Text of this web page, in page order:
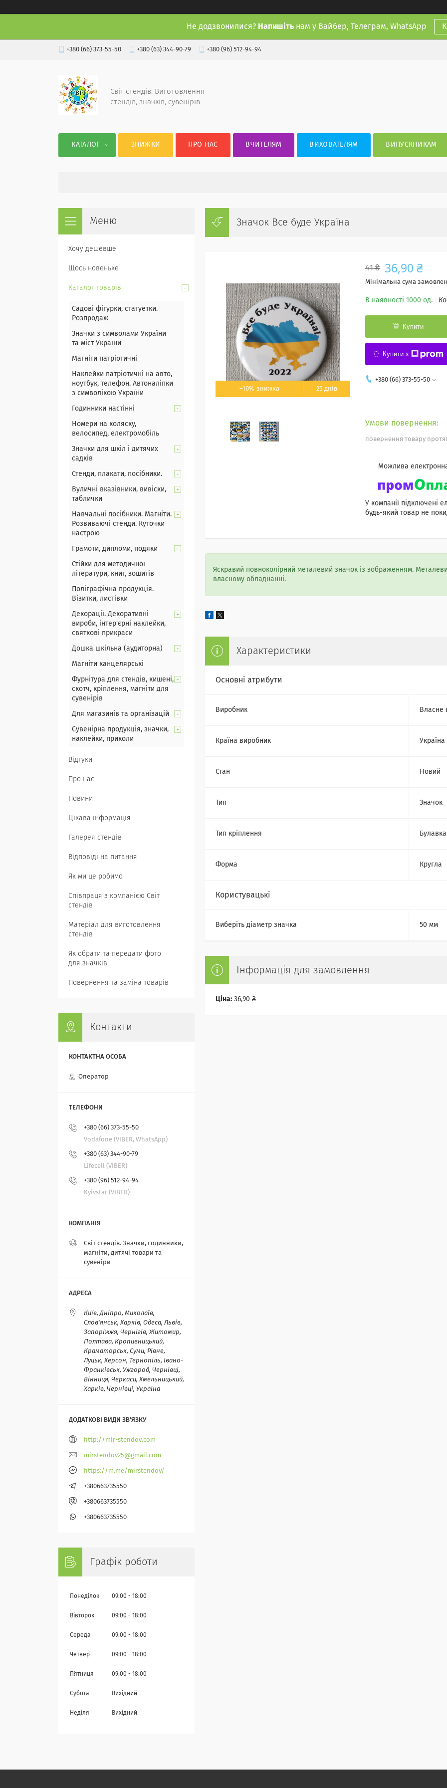
Не додзвонилися? Напишіть нам у Вайбер, Телеграм, WhatsApp
+380 (66) 373-55-50 +380 (63) 344-90-79 +380 (96) 512-94-94
Світ стендів. Виготовлення
стендів, значків, сувенірів
КАТАЛОГ ЗНИЖКИ ПРО НАС ВЧИТЕЛЯМ ВИХОВАТЕЛЯМ ВИПУСКНИКАМ
Значок Все буде Україна
–10% 25 днів
41 ₴ 36,90 ₴
Мінімальна сума
В наявності 1000 од.
Купити
Купити з
+380 (66) 373-55-50
повернення товару
У компанії підключені
будь-який товар не
Яскравий повноколірний металевий значок із зображенням.
власному обладнанні.
Характеристики
Основні атрибути
Виробник Власне
Країна виробник Україна
Стан Новий
Тип Значок
Тип кріплення Булавка
Форма Кругла
Користувацькі
Виберіть діаметр значка 50 мм
Інформація для замовлення
Ціна: 36,90 ₴
Хочу дешевше
Щось новеньке
Каталог товарів
Садові фігурки, статуетки.
Розпродаж
Значки з символами України
та міст України
Магніти патріотичні
Наклейки патріотичні на авто,
ноутбук, телефон. Автоналіпки
з символікою України
Годинники настінні
Номери на коляску,
велосипед, електромобіль
Значки для шкіл і дитячих
садків
Стенди, плакати, посібники.
Вуличні вказівники, вивіски,
таблички
Навчальні посібники. Магніти.
Розвиваючі стенди. Куточки
настрою
Грамоти, дипломи, подяки
Стійки для методичної
літератури, книг, зошитів
Поліграфічна продукція.
Візитки, листівки
Декорації. Декоративні
вироби, інтер'єрні наклейки,
святкові прикраси
Дошка шкільна (аудиторна)
Магніти канцелярські
Фурнітура для стендів, кишені,
скотч, кріплення, магніти для
сувенірів
Для магазинів та організацій
Сувенірна продукція, значки,
наклейки, приколи
Відгуки
Про нас
Новини
Цікава інформація
Галерея стендів
Відповіді на питання
Як ми це робимо
Співпраця з компанією Світ
стендів
Матеріал для виготовлення
стендів
Як обрати та передати фото
для значків
Повернення та заміна товарів
Контакти
Оператор
+380 (66) 373-55-50
Vodafone (VIBER, WhatsApp)
+380 (63) 344-90-79
Lifecell (VIBER)
+380 (96) 512-94-94
Kyivstar (VIBER)
Світ стендів. Значки, годинники,
магніти, дитячі товари та
сувеніри
Київ, Дніпро, Миколаїв,
Слов'янськ, Харків, Одеса, Львів,
Запоріжжя, Чернігів, Житомир,
Полтава, Кропивницький,
Краматорськ, Суми, Рівне,
Луцьк, Херсон, Тернопіль, Івано-
Франківськ, Ужгород, Чернівці,
Вінниця, Черкаси, Хмельницький,
Харків, Чернівці, Україна
http://mir-stendov.com
mirstendov25@gmail.com
https://m.me/mirstendov/
+380663735550
+380663735550
+380663735550
Графік роботи
Понеділок 09:00 18:00
Вівторок 09:00 18:00
Середа 09:00 18:00
Четвер 09:00 18:00
Пʼятниця 09:00 18:00
Субота Вихідний
Неділя Вихідний